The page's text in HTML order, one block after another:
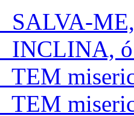
SALVA-
INCLINA, ó
TEM
TEM